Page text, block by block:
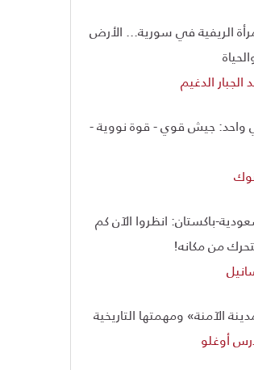
الريفية في سورية... الأرض
الدغيم
واحد: جيش قوي - قوة نووية -
باكستان: انظروا الآن كم
من مكانه!
الآمنة» ومهمتها التاريخية
أوغلو